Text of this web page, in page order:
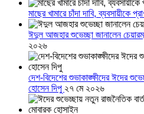
মাছের খামারে চাঁদা দাবি, ব্যবসায়ীকে
ঈদুল আজহার শুভেচ্ছা জানালেন
২০২৬
দেশ-বিদেশের শুভাকাঙ্ক্ষীদের ঈদের
হোসেন দিপু ২৭ মে ২০২৬